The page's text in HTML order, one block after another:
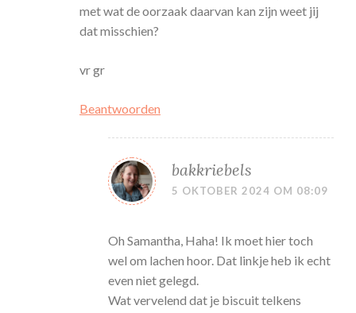
met wat de oorzaak daarvan kan zijn weet jij
dat misschien?
vr gr
Beantwoorden
bakkriebels
5 OKTOBER 2024 OM 08:09
Oh Samantha, Haha! Ik moet hier toch
wel om lachen hoor. Dat linkje heb ik echt
even niet gelegd.
Wat vervelend dat je biscuit telkens